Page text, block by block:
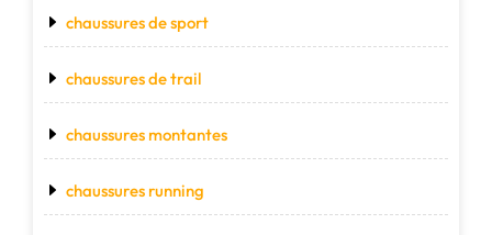
chaussures de sport
chaussures de trail
chaussures montantes
chaussures running